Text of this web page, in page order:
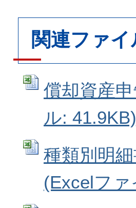
関連ファイ
償却資産
ル: 41.9KB)
種類別明
(Excelフ